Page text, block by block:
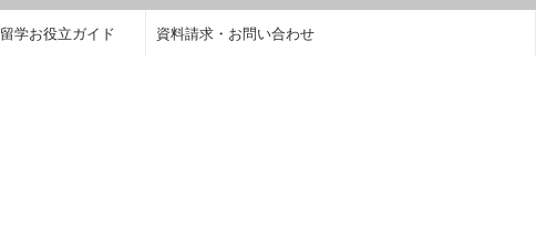
留学お役立ガイド 資料請求・お問い合わせ